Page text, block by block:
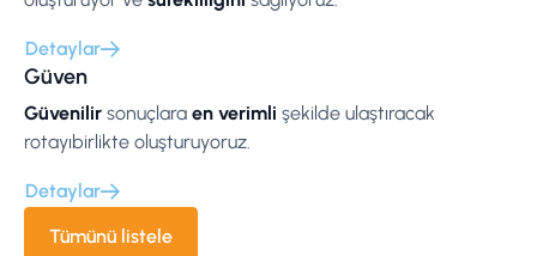
Detaylar
Güven
Güvenilir sonuçlara en verimli şekilde ulaştıracak
rotayıbirlikte oluşturuyoruz.
Detaylar
Tümünü listele